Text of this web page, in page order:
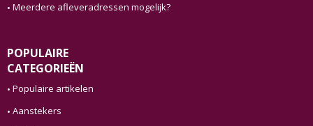
Meerdere afleveradressen mogelijk?
POPULAIRE
CATEGORIEËN
Populaire artikelen
Aanstekers